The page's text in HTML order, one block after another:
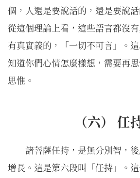
個，人還是要說話的，還是要說
從這個理論上看，這些語言都沒
有真實義的，「一切不可言」。
知道你們心情怎麼樣想，需要再
思惟。
（六） 任
諸菩薩任持，是無分別智，
增長。這是第六段叫「任持」。